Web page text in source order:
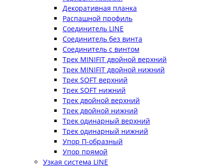
Декоративная планка
Распашной профиль
Соединитель LINE
Соединитель без винта
Соединитель с винтом
Трек MINIFIT двойной верхний
Трек MINIFIT двойной нижний
Трек SOFT верхний
Трек SOFT нижний
Трек двойной верхний
Трек двойной нижний
Трек одинарный верхний
Трек одинарный нижний
Упор П-образный
Упор прямой
Узкая система LINE